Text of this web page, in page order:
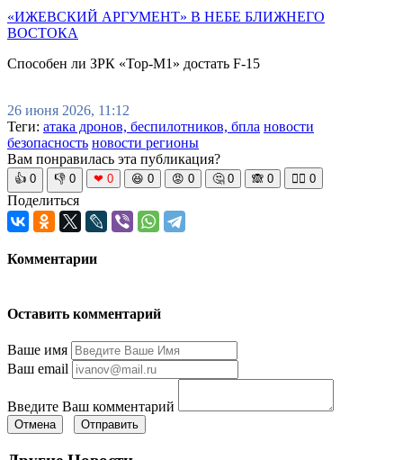
«ИЖЕВСКИЙ АРГУМЕНТ» В НЕБЕ БЛИЖНЕГО
ВОСТОКА
Способен ли ЗРК «Тор-М1» достать F-15
26 июня 2026, 11:12
Теги: атака дронов, беспилотников, бпла новости
безопасность новости регионы
Вам понравилась эта публикация?
👍 0 👎 0 ❤ 0 😆 0 😡 0 🤔 0 🙈 0 🧘‍♀️ 0
Поделиться
Комментарии
Оставить комментарий
Ваше имя
Ваш email
Введите Ваш комментарий
Отмена Отправить